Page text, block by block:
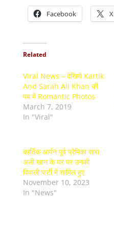
Facebook X
Related
Viral News – देखिये Kartik
And Sarah Ali Khan की
पब में Romantic Photos
March 7, 2019
In "Viral"
कार्तिक आर्यन पूर्व प्रेमिका सारा
अली खान के घर पर उनकी
दिवाली पार्टी में शामिल हुए
November 10, 2023
In "News"